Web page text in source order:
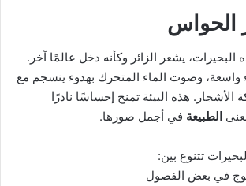
الحواس
يشعر الزائر وكأنه دخل عالمًا آخر.
واسعة، وصوت الماء المتحرك بهدوء ينسجم مع
هذه البيئة تمنح إحساسًا نادرًا
الطبيعة في أجمل صورها.
تتنوع بين:
في بعض الفصول